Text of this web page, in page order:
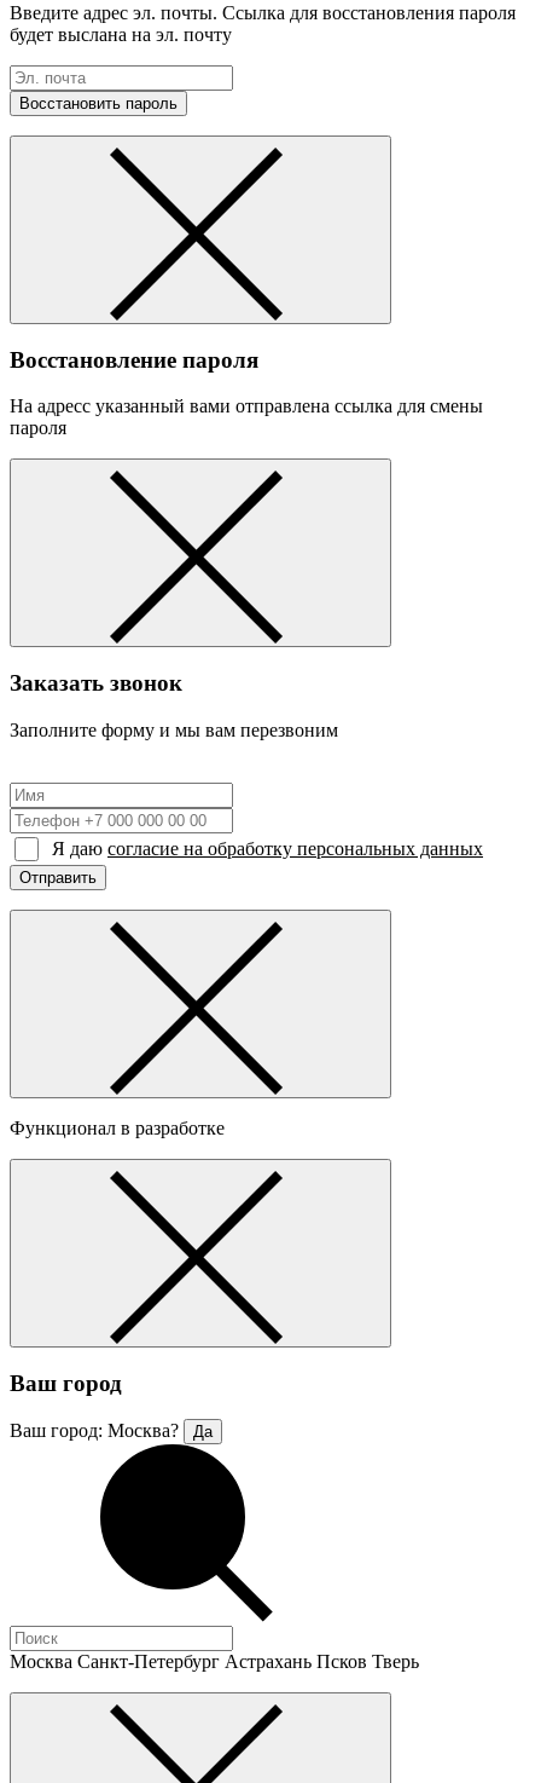
Введите адрес эл. почты. Ссылка для восстановления пароля
будет выслана на эл. почту
Восстановить пароль
Восстановление пароля
На адресс указанный вами отправлена ссылка для смены
пароля
Заказать звонок
Заполните форму и мы вам перезвоним
Я даю согласие на обработку персональных данных
Отправить
Функционал в разработке
Ваш город
Ваш город: Москва? Да
Москва Санкт-Петербург Астрахань Псков Тверь